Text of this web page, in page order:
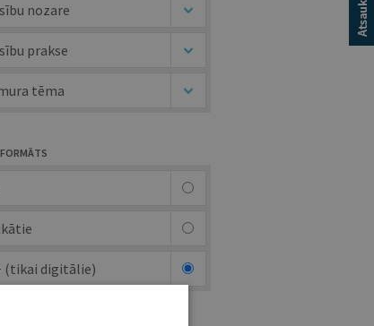
nozare
prakse
tēma
(tikai digitālie)